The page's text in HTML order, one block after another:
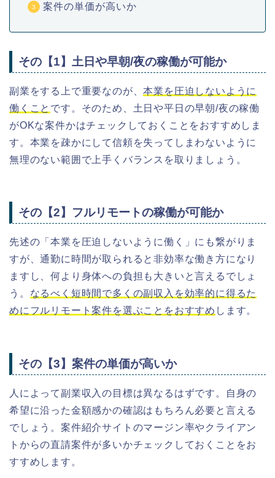
案件の単価が高いか
その【1】土日や早朝/夜の稼働が可能か
副業をする上で重要なのが、本業を圧迫しないように
働くこと です。そのため、土日や平日の早朝/夜の稼働
がOKな案件かはチェックしておくことをおすすめしま
す。本業を疎かにして信頼を失ってしまわないように
無理のない範囲で上手くバランスを取りましょう。
その【2】フルリモートの稼働が可能か
先述の「本業を圧迫しないように働く」にも繋がりま
すが、通勤に時間が取られると非効率な働き方になり
ますし、何より身体への負担も大きいと言えるでしょ
う。 なるべく短時間で多くの副収入を効率的に得るた
めにフルリモート案件を選ぶことをおすすめ します。
その【3】案件の単価が高いか
人によって副業収入の目標は異なるはずです。自身の
希望に沿った金額感かの確認はもちろん必要と言える
でしょう。 案件紹介サイトのマージン率やクライアン
トからの直請案件が多いかチェックしておくことをお
すすめします。